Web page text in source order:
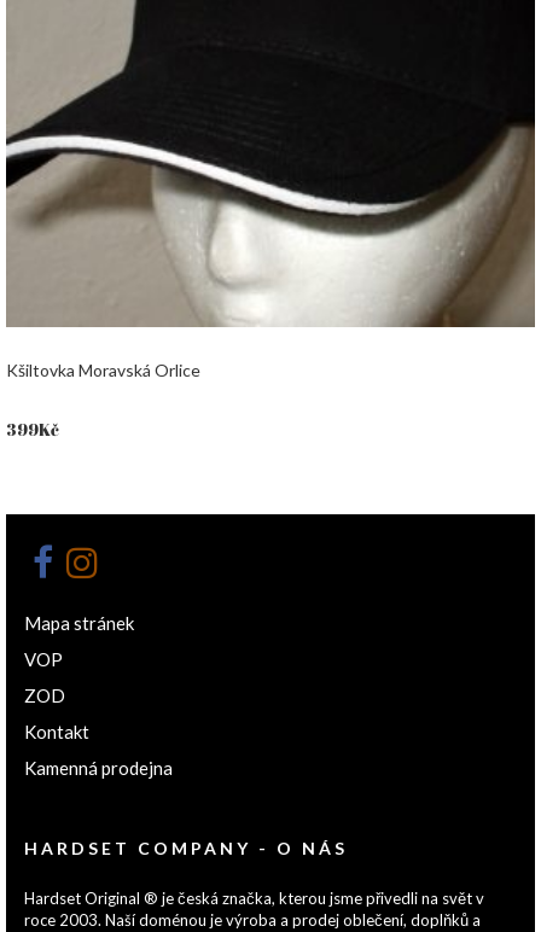
Kšiltovka Moravská Orlice
399Kč
Mapa stránek
VOP
ZOD
Kontakt
Kamenná prodejna
HARDSET COMPANY - O NÁS
Hardset Original ® je česká značka, kterou jsme přivedli na svět v
roce 2003. Naší doménou je výroba a prodej oblečení, doplňků a